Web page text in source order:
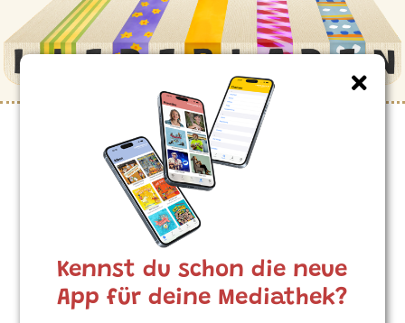
Kennst du schon die neue
App für deine Mediathek?